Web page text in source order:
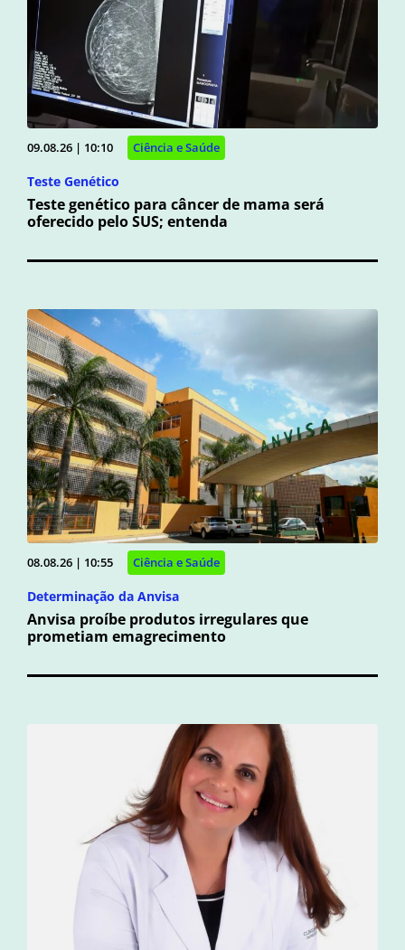
09.08.26 | 10:10 Ciência e Saúde
Teste Genético
Teste genético para câncer de mama será
oferecido pelo SUS; entenda
08.08.26 | 10:55 Ciência e Saúde
Determinação da Anvisa
Anvisa proíbe produtos irregulares que
prometiam emagrecimento